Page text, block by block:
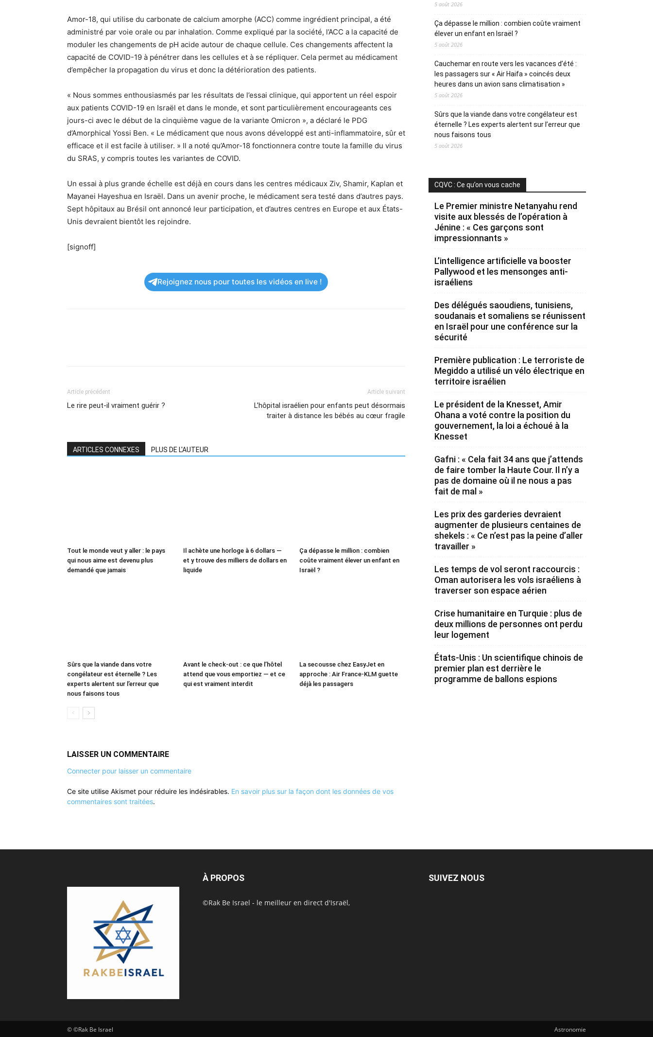
Amor-18, qui utilise du carbonate de calcium amorphe (ACC) comme ingrédient principal, a été
administré par voie orale ou par inhalation. Comme expliqué par la société, l’ACC a la capacité de
moduler les changements de pH acide autour de chaque cellule. Ces changements affectent la
capacité de COVID-19 à pénétrer dans les cellules et à se répliquer. Cela permet au médicament
d’empêcher la propagation du virus et donc la détérioration des patients.
« Nous sommes enthousiasmés par les résultats de l’essai clinique, qui apportent un réel espoir
aux patients COVID-19 en Israël et dans le monde, et sont particulièrement encourageants ces
jours-ci avec le début de la cinquième vague de la variante Omicron », a déclaré le PDG
d’Amorphical Yossi Ben. « Le médicament que nous avons développé est anti-inflammatoire, sûr et
efficace et il est facile à utiliser. » Il a noté qu’Amor-18 fonctionnera contre toute la famille du virus
du SRAS, y compris toutes les variantes de COVID.
Un essai à plus grande échelle est déjà en cours dans les centres médicaux Ziv, Shamir, Kaplan et
Mayanei Hayeshua en Israël. Dans un avenir proche, le médicament sera testé dans d’autres pays.
Sept hôpitaux au Brésil ont annoncé leur participation, et d’autres centres en Europe et aux États-
Unis devraient bientôt les rejoindre.
[signoff]
Rejoignez nous pour toutes les vidéos en live !
Article précédent
Le rire peut-il vraiment guérir ?
Article suivant
L’hôpital israélien pour enfants peut désormais
traiter à distance les bébés au cœur fragile
ARTICLES CONNEXES PLUS DE L'AUTEUR
Tout le monde veut y aller : le pays
qui nous aime est devenu plus
demandé que jamais
Il achète une horloge à 6 dollars —
et y trouve des milliers de dollars en
liquide
Ça dépasse le million : combien
coûte vraiment élever un enfant en
Israël ?
Sûrs que la viande dans votre
congélateur est éternelle ? Les
experts alertent sur l’erreur que
nous faisons tous
Avant le check-out : ce que l’hôtel
attend que vous emportiez — et ce
qui est vraiment interdit
La secousse chez EasyJet en
approche : Air France-KLM guette
déjà les passagers
LAISSER UN COMMENTAIRE
Connecter pour laisser un commentaire
Ce site utilise Akismet pour réduire les indésirables. En savoir plus sur la façon dont les données de vos
commentaires sont traitées.
5 août 2026
Ça dépasse le million : combien coûte vraiment
élever un enfant en Israël ?
5 août 2026
Cauchemar en route vers les vacances d’été :
les passagers sur « Air Haifa » coincés deux
heures dans un avion sans climatisation »
5 août 2026
Sûrs que la viande dans votre congélateur est
éternelle ? Les experts alertent sur l’erreur que
nous faisons tous
5 août 2026
CQVC : Ce qu’on vous cache
Le Premier ministre Netanyahu rend
visite aux blessés de l’opération à
Jénine : « Ces garçons sont
impressionnants »
L’intelligence artificielle va booster
Pallywood et les mensonges anti-
israéliens
Des délégués saoudiens, tunisiens,
soudanais et somaliens se réunissent
en Israël pour une conférence sur la
sécurité
Première publication : Le terroriste de
Megiddo a utilisé un vélo électrique en
territoire israélien
Le président de la Knesset, Amir
Ohana a voté contre la position du
gouvernement, la loi a échoué à la
Knesset
Gafni : « Cela fait 34 ans que j’attends
de faire tomber la Haute Cour. Il n’y a
pas de domaine où il ne nous a pas
fait de mal »
Les prix des garderies devraient
augmenter de plusieurs centaines de
shekels : « Ce n’est pas la peine d’aller
travailler »
Les temps de vol seront raccourcis :
Oman autorisera les vols israéliens à
traverser son espace aérien
Crise humanitaire en Turquie : plus de
deux millions de personnes ont perdu
leur logement
États-Unis : Un scientifique chinois de
premier plan est derrière le
programme de ballons espions
À PROPOS
©Rak Be Israel - le meilleur en direct d'Israël,
SUIVEZ NOUS
Astronomie
© ©Rak Be Israel